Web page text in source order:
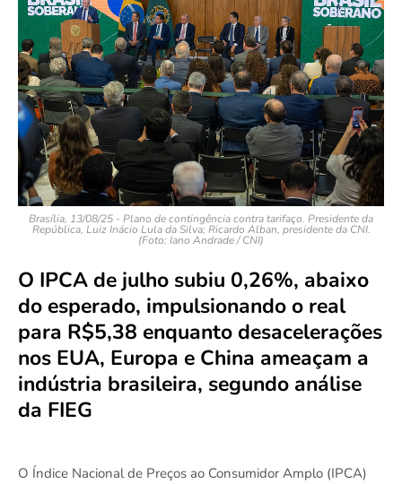
Brasília, 13/08/25 - Plano de contingência contra tarifaço. Presidente da
República, Luiz Inácio Lula da Silva; Ricardo Alban, presidente da CNI.
(Foto: Iano Andrade / CNI)
O IPCA de julho subiu 0,26%, abaixo
do esperado, impulsionando o real
para R$5,38 enquanto desacelerações
nos EUA, Europa e China ameaçam a
indústria brasileira, segundo análise
da FIEG
O Índice Nacional de Preços ao Consumidor Amplo (IPCA)